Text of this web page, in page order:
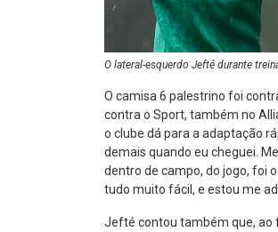
O lateral-esquerdo Jefté durante
O camisa 6 palestrino foi
contra o Sport, também no
o clube dá para a adaptação
demais quando eu cheguei.
dentro de campo, do jogo, foi
tudo muito fácil, e estou me
Jefté contou também que, ao